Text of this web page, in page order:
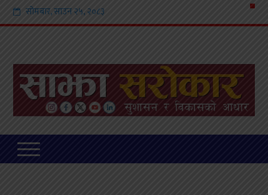
सोमबार,साउन२५,२०८३